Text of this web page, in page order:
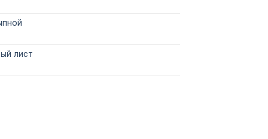
лист